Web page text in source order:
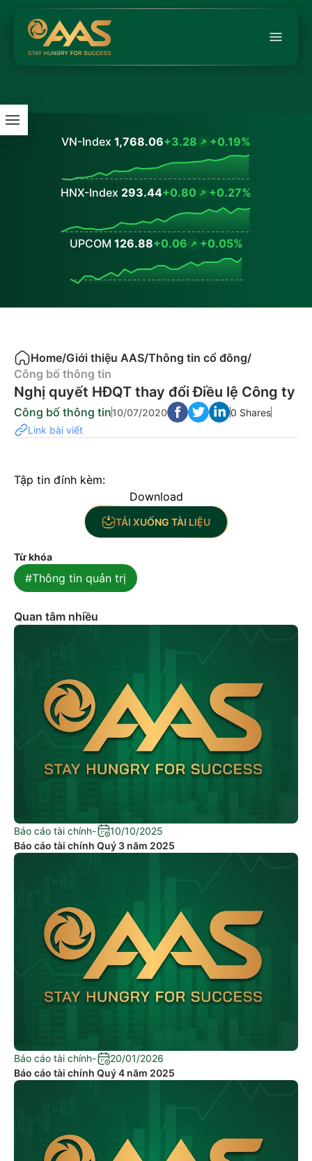
VN-Index 1,768.06+3.28 +0.19%
HNX-Index 293.44+0.80 +0.27%
UPCOM 126.88+0.06 +0.05%
Home/Giới thiệu AAS/Thông tin cổ đông/
Công bố thông tin
Nghị quyết HĐQT thay đổi Điều lệ Công ty
Công bố thông tin10/07/2020
0 Shares
Link bài viết
Tập tin đính kèm:
Download
TẢI XUỐNG TÀI LIỆU
Từ khóa
#Thông tin quản trị
Quan tâm nhiều
Báo cáo tài chính-
10/10/2025
Báo cáo tài chính Quý 3 năm 2025
Báo cáo tài chính-
20/01/2026
Báo cáo tài chính Quý 4 năm 2025